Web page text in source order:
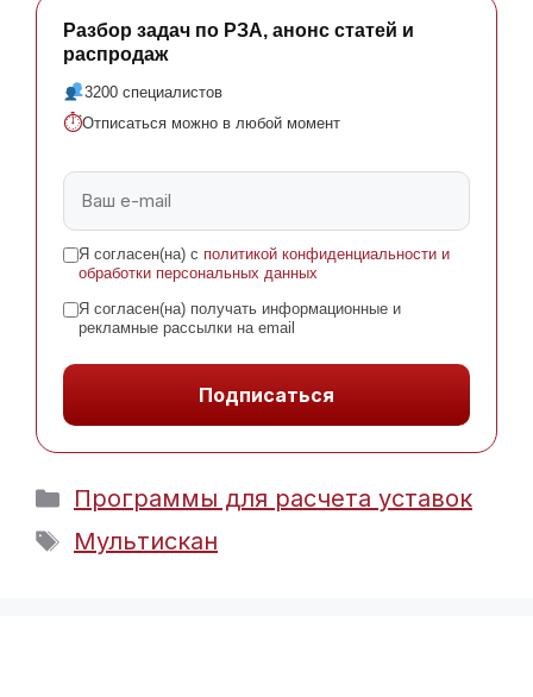
Разбор задач по РЗА, анонс статей и
распродаж
3200 специалистов
⏱Отписаться можно в любой момент
Я согласен(на) с политикой конфиденциальности и
обработки персональных данных
Я согласен(на) получать информационные и
рекламные рассылки на email
Подписаться
Рубрики
Программы для расчета уставок
Метки
Мультискан